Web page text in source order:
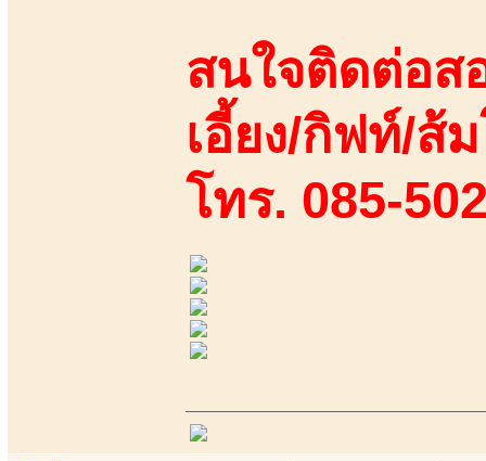
สนใจติดต่อส
เอี้ยง/กิฟท์/ส้
โทร. 085-